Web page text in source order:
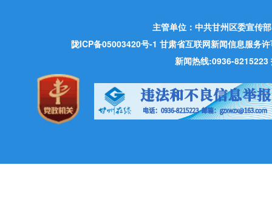
主管单位：中共甘州区委宣传
陇ICP备05003420号-1 甘肃省互联网新闻信息服务
新闻热线:0936-8215223